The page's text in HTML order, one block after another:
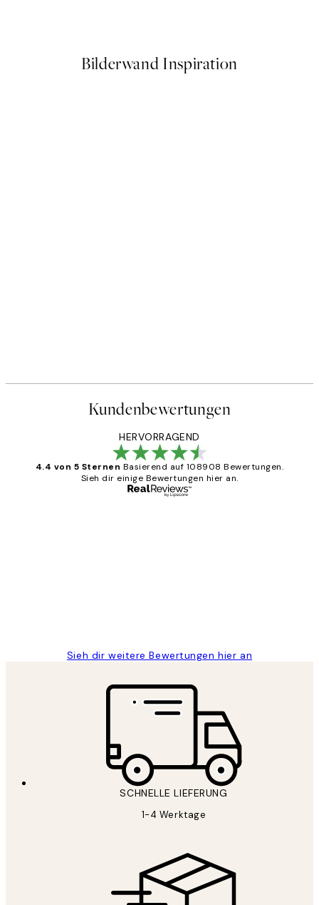
Bilderwand Inspiration
Kundenbewertungen
HERVORRAGEND
4.4 von 5 Sternen Basierend auf 108908 Bewertungen.
Sieh dir einige Bewertungen hier an.
Sieh dir weitere Bewertungen hier an
SCHNELLE LIEFERUNG
1-4 Werktage